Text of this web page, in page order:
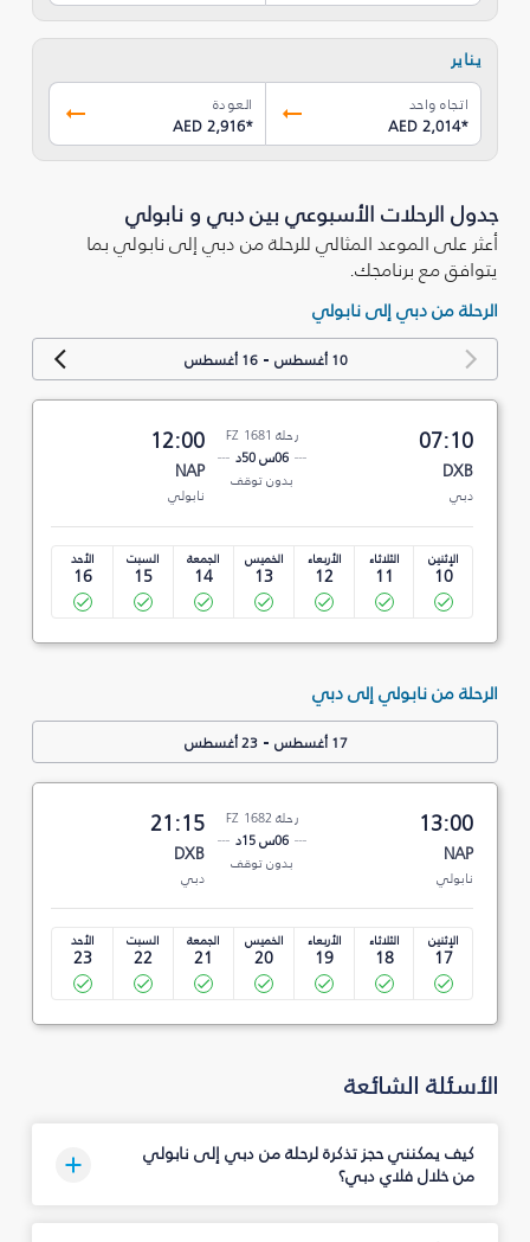
يناير
اتجاه واحد
AED 2,014*
العودة
AED 2,916*
جدول الرحلات الأسبوعي بين دبي و نابولي
أعثر على الموعد المثالي للرحلة من دبي إلى نابولي بما
يتوافق مع برنامجك.
الرحلة من دبي إلى نابولي
10 أغسطس -16 أغسطس
07:10
DXB
دبي
رحلة FZ 1681
06س 50د
بدون توقف
12:00
NAP
نابولي
الإثنين
10
الثلاثاء
11
الأربعاء
12
الخميس
13
الجمعة
14
السبت
15
الأحد
16
الرحلة من نابولي إلى دبي
17 أغسطس -23 أغسطس
13:00
NAP
نابولي
رحلة FZ 1682
06س 15د
بدون توقف
21:15
DXB
دبي
الإثنين
17
الثلاثاء
18
الأربعاء
19
الخميس
20
الجمعة
21
السبت
22
الأحد
23
الأسئلة الشائعة
كيف يمكنني حجز تذكرة لرحلة من دبي إلى نابولي
من خلال فلاي دبي؟